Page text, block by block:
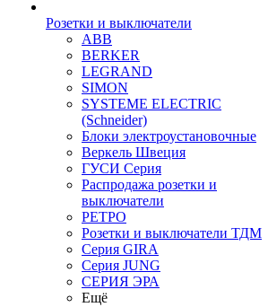
Розетки и выключатели
ABB
BERKER
LEGRAND
SIMON
SYSTEME ELECTRIC
(Schneider)
Блоки электроустановочные
Веркель Швеция
ГУСИ Серия
Распродажа розетки и
выключатели
РЕТРО
Розетки и выключатели ТДМ
Серия GIRA
Серия JUNG
СЕРИЯ ЭРА
Ещё